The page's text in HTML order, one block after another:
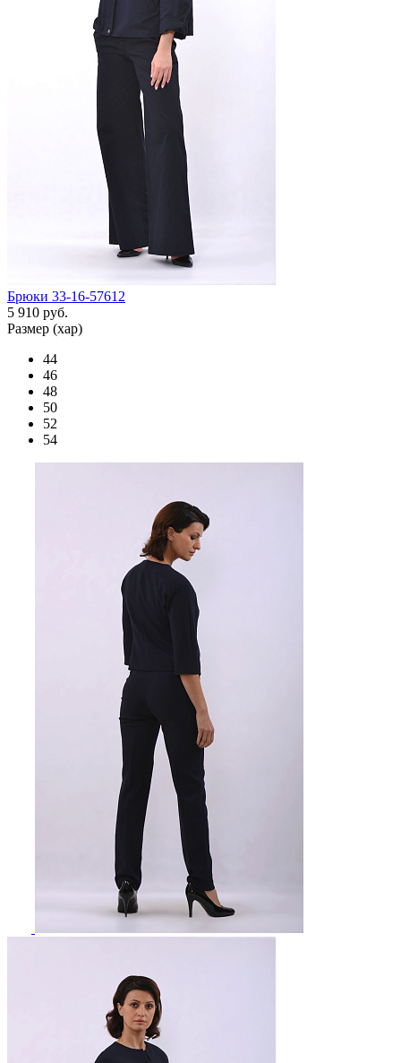
Брюки 33-16-57612
5 910 руб.
Размер (хар)
44
46
48
50
52
54